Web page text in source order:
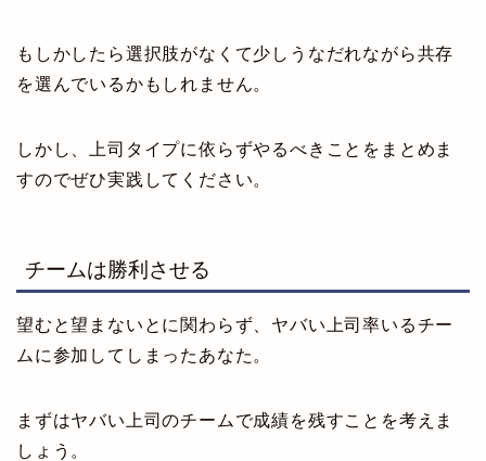
もしかしたら選択肢がなくて少しうなだれながら共存
を選んでいるかもしれません。
しかし、上司タイプに依らずやるべきことをまとめま
すのでぜひ実践してください。
チームは勝利させる
望むと望まないとに関わらず、ヤバい上司率いるチー
ムに参加してしまったあなた。
まずはヤバい上司のチームで成績を残すことを考えま
しょう。